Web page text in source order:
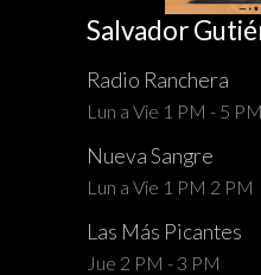
Salvador
Radio Ranchera
Lun a Vie 1 PM - 5 PM
Nueva Sangre
Lun a Vie 1 PM 2 PM
Las Más Picantes
Jue 2 PM - 3 PM